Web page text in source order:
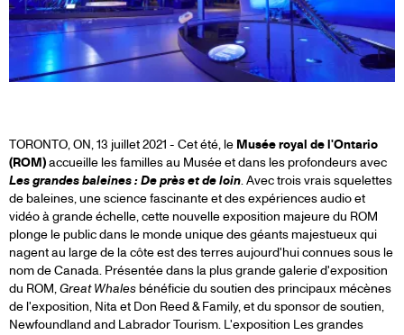
TORONTO, ON, 13 juillet 2021 - Cet été, le Musée royal de l'Ontario
(ROM)accueille les familles au Musée et dans les profondeurs avec
Les grandes baleines : De près et de loin. Avec trois vrais squelettes
de baleines, une science fascinante et des expériences audio et
vidéo à grande échelle, cette nouvelle exposition majeure du ROM
plonge le public dans le monde unique des géants majestueux qui
nagent au large de la côte est des terres aujourd'hui connues sous le
nom de Canada. Présentée dans la plus grande galerie d'exposition
du ROM,Great Whales bénéficie du soutien des principaux mécènes
de l'exposition, Nita et Don Reed & Family, et du sponsor de soutien,
Newfoundland and Labrador Tourism. L'exposition Les grandes